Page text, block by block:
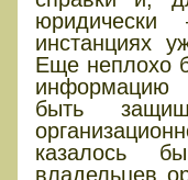
инстанциях
Еще неплохо
информацию
быть
казалось
владельцев